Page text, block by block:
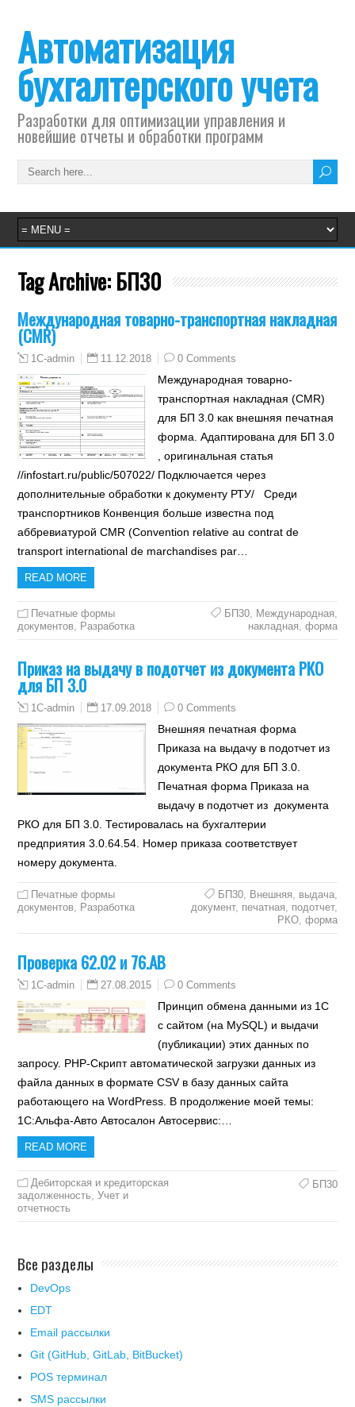
Автоматизация
бухгалтерского учета
Разработки для оптимизации управления и
новейшие отчеты и обработки программ
Tag Archive: БП30
Международная товарно-транспортная накладная
(CMR)
1C-admin 11.12.2018 0 Comments
Международная товарно-
транспортная накладная (CMR)
для БП 3.0 как внешняя печатная
форма. Адаптирована для БП 3.0
, оригинальная статья
//infostart.ru/public/507022/ Подключается через
дополнительные обработки к документу РТУ/ Среди
транспортников Конвенция больше известна под
аббревиатурой CMR (Convention relative au contrat de
transport international de marchandises par…
READ MORE
Печатные формы
документов, Разработка
БП30, Международная,
накладная, форма
Приказ на выдачу в подотчет из документа РКО
для БП 3.0
1C-admin 17.09.2018 0 Comments
Внешняя печатная форма
Приказа на выдачу в подотчет из
документа РКО для БП 3.0.
Печатная форма Приказа на
выдачу в подотчет из документа
РКО для БП 3.0. Тестировалась на бухгалтерии
предприятия 3.0.64.54. Номер приказа соответствует
номеру документа.
Печатные формы
документов, Разработка
БП30, Внешняя, выдача,
документ, печатная, подотчет,
РКО, форма
Проверка 62.02 и 76.АВ
1C-admin 27.08.2015 0 Comments
Принцип обмена данными из 1С
с сайтом (на MySQL) и выдачи
(публикации) этих данных по
запросу. PHP-Скрипт автоматической загрузки данных из
файла данных в формате CSV в базу данных сайта
работающего на WordPress. В продолжение моей темы:
1С:Альфа-Авто Автосалон Автосервис:…
READ MORE
Дебиторская и кредиторская
задолженность,Учет и
отчетность
БП30
Все разделы
DevOps
EDT
Email рассылки
Git (GitHub, GitLab, BitBucket)
POS терминал
SMS рассылки